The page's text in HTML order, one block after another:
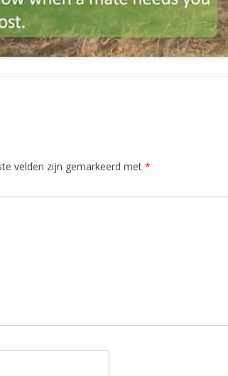
velden zijn gemarkeerd met *